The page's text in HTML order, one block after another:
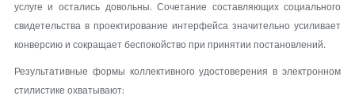
услуге и остались довольны. Сочетание составляющих социального
свидетельства в проектирование интерфейса значительно усиливает
конверсию и сокращает беспокойство при принятии постановлений.
Результативные формы коллективного удостоверения в электронном
стилистике охватывают: